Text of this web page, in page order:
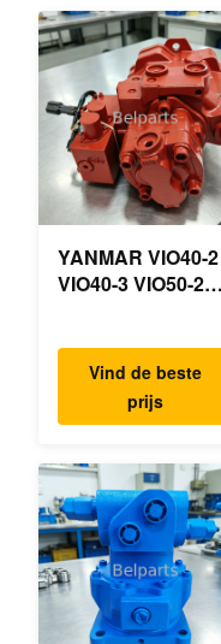
YANMAR VIO40-2
VIO40-3 VIO50-2
Hoofdhydraulische
pomp OEM
PSVD2-17E B0600-
16017
Minigraafmachine
Vind de beste
prijs